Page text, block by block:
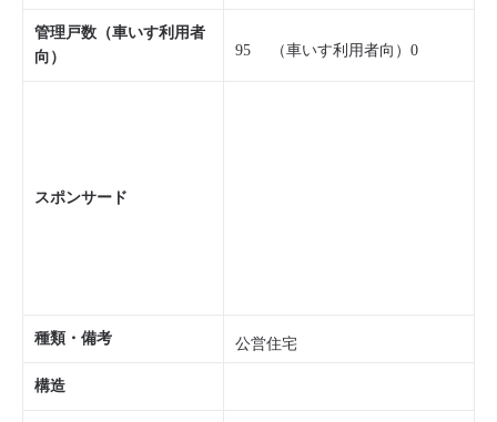
管理戸数（車いす利用者
向）
95 （車いす利用者向）0
スポンサード
種類・備考 公営住宅
構造